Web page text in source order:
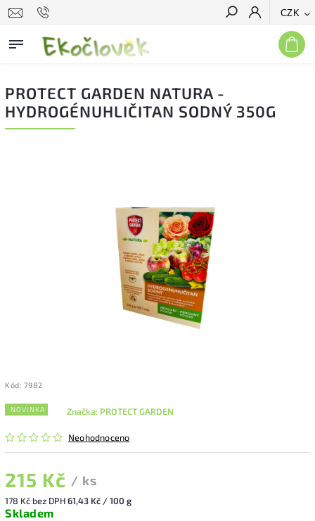
CZK
Hledat
PROTECT GARDEN NATURA -
HYDROGÉNUHLIČITAN SODNÝ 350G
Kód: 7982
NOVINKA
Neohodnoceno
Značka: PROTECT GARDEN
215 Kč / ks
178 Kč bez DPH61,43 Kč / 100 g
Skladem